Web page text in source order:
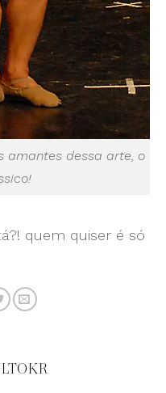
amantes dessa arte, o
quem quiser é só